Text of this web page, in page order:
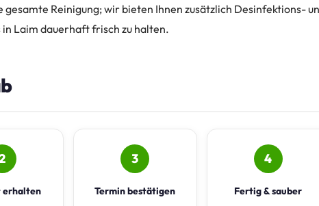
Reinigung; wir bieten Ihnen zusätzlich Desinfektions-
Laim dauerhaft frisch zu halten.
erhalten
3
Termin bestätigen
4
Fertig & sauber